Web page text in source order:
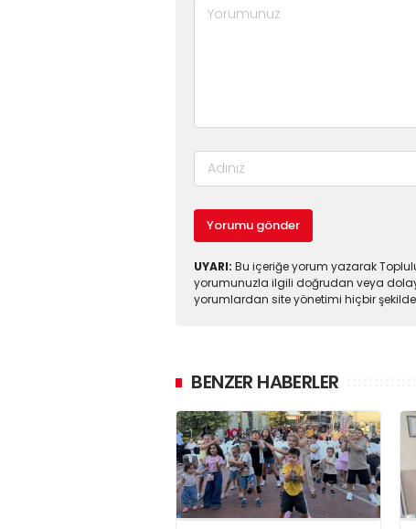
Yorumu gönder
UYARI: Bu içeriğe yorum yazarak
yorumunuzla ilgili doğrudan veya
yorumlardan site yönetimi hiçbir
BENZER HABERLER